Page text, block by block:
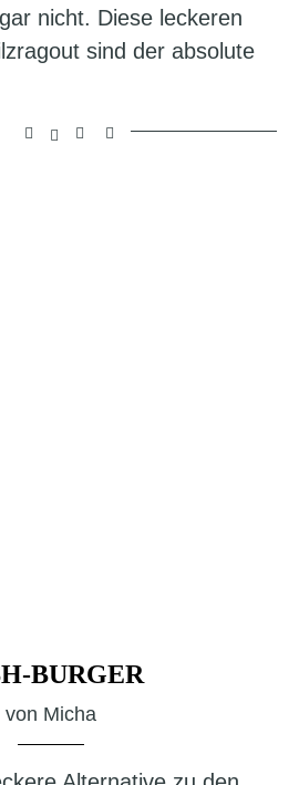
nicht. Diese leckeren
sind der absolute
BURGER
von Micha